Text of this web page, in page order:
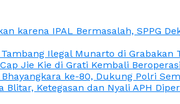
karena IPAL Bermasalah, SPPG
Ilegal Munarto di
Jie Kie di Grati Kembali
ke-80, Dukung Polri
Ketegasan dan Nyali APH